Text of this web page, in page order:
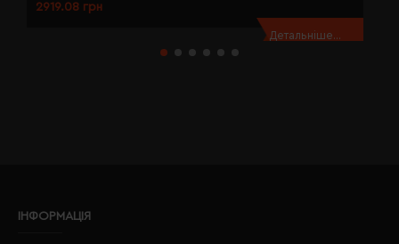
2919.08 грн
Детальніше...
ІНФОРМАЦІЯ